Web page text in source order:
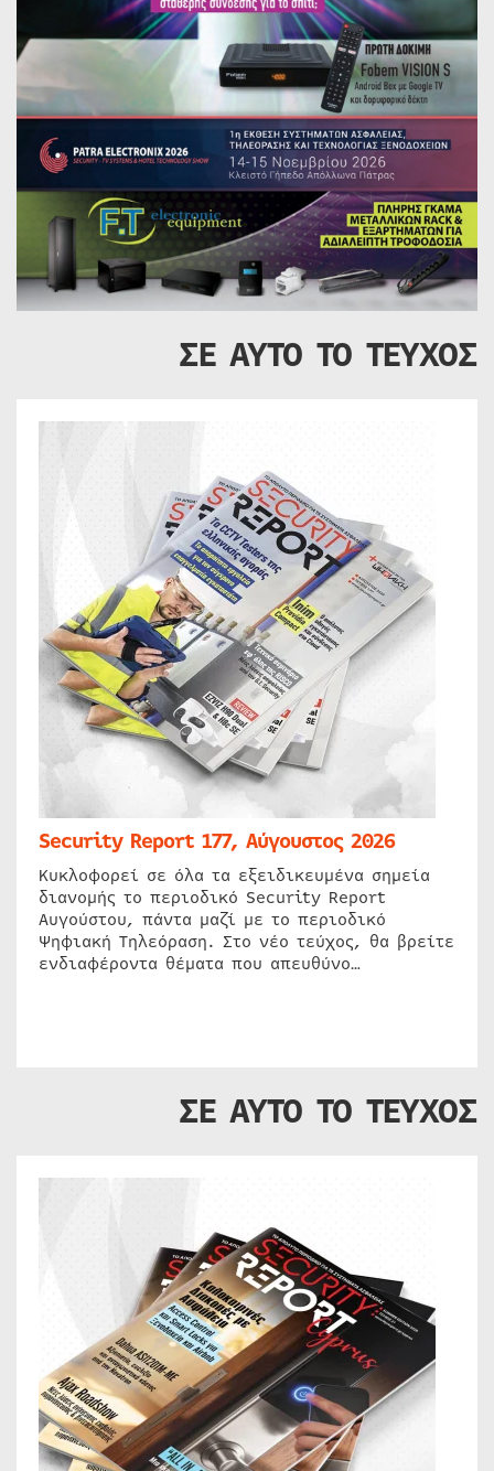
ΣΕ ΑΥΤΟ ΤΟ ΤΕΥΧΟΣ
Security Report 177, Αύγουστος 2026
Κυκλοφορεί σε όλα τα εξειδικευμένα σημεία
διανομής το περιοδικό Security Report
Αυγούστου, πάντα μαζί με το περιοδικό
Ψηφιακή Τηλεόραση. Στο νέο τεύχος, θα βρείτε
ενδιαφέροντα θέματα που απευθύνο…
ΣΕ ΑΥΤΟ ΤΟ ΤΕΥΧΟΣ